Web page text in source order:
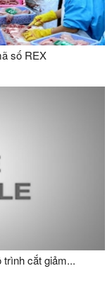
số REX
trình cắt giảm...